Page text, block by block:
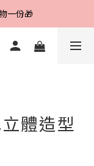
100元
一份🎁
100元
體造型